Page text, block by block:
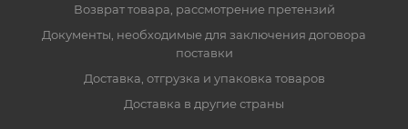
Возврат товара, рассмотрение претензий
Документы, необходимые для заключения договора
поставки
Доставка, отгрузка и упаковка товаров
Доставка в другие страны